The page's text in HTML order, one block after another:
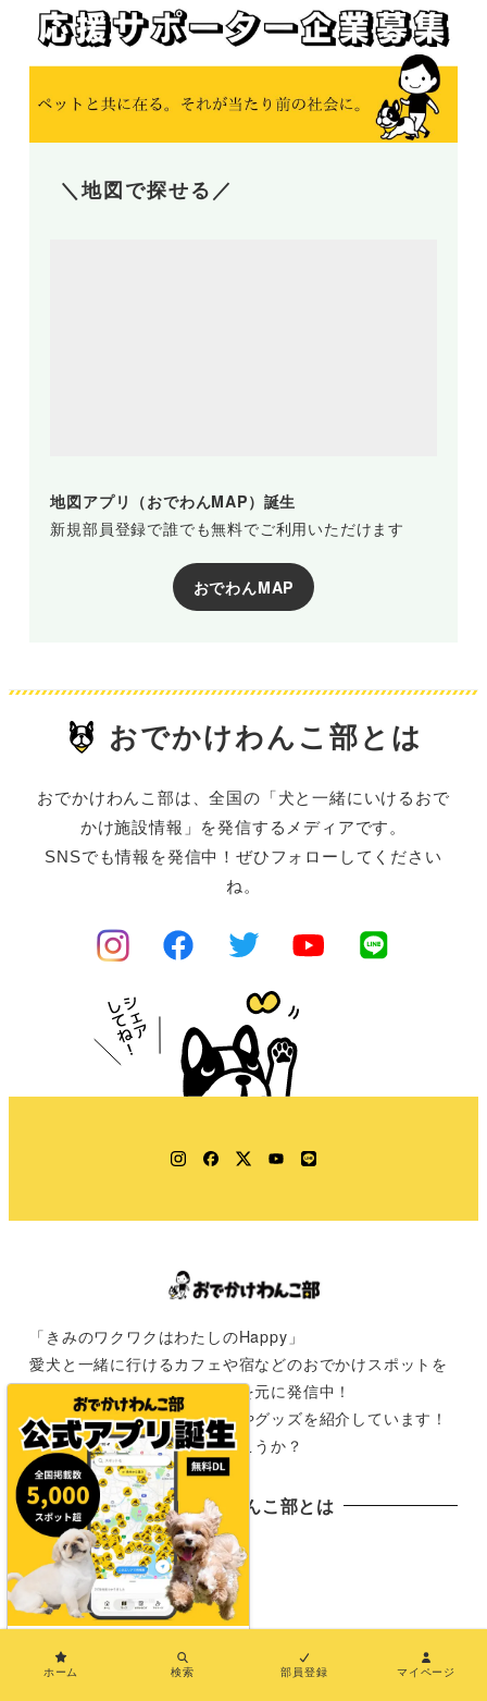
＼地図で探せる／
地図アプリ（おでわんMAP）誕生
新規部員登録で誰でも無料でご利用いただけます
おでわんMAP
おでかけわんこ部とは
おでかけわんこ部は、全国の「犬と一緒にいけるおで
かけ施設情報」を発信するメディアです。
SNSでも情報を発信中！ぜひフォローしてください
ね。
Instagram
Facebook
TwitterYouTube
LINE
「きみのワクワクはわたしのHappy」
愛犬と一緒に行けるカフェや宿などのおでかけスポットを
全国の飼い主さんからの情報を元に発信中！
おでかけが楽しみになる情報やグッズを紹介しています！
さぁ次は君と一緒にどこに行こうか？
おでかけわんこ部とは
おでかけわんこ部とは
おでわんMAP
PRについて（おでわんPR）
ホーム 検索 部員登録 マイページ